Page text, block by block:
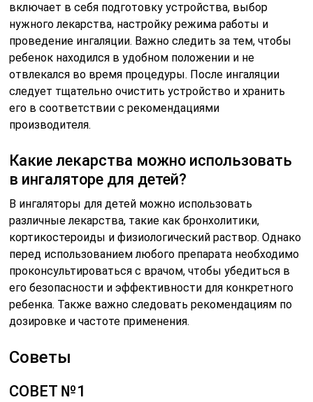
включает в себя подготовку устройства, выбор
нужного лекарства, настройку режима работы и
проведение ингаляции. Важно следить за тем, чтобы
ребенок находился в удобном положении и не
отвлекался во время процедуры. После ингаляции
следует тщательно очистить устройство и хранить
его в соответствии с рекомендациями
производителя.
Какие лекарства можно использовать
в ингаляторе для детей?
В ингаляторы для детей можно использовать
различные лекарства, такие как бронхолитики,
кортикостероиды и физиологический раствор. Однако
перед использованием любого препарата необходимо
проконсультироваться с врачом, чтобы убедиться в
его безопасности и эффективности для конкретного
ребенка. Также важно следовать рекомендациям по
дозировке и частоте применения.
Советы
СОВЕТ №1